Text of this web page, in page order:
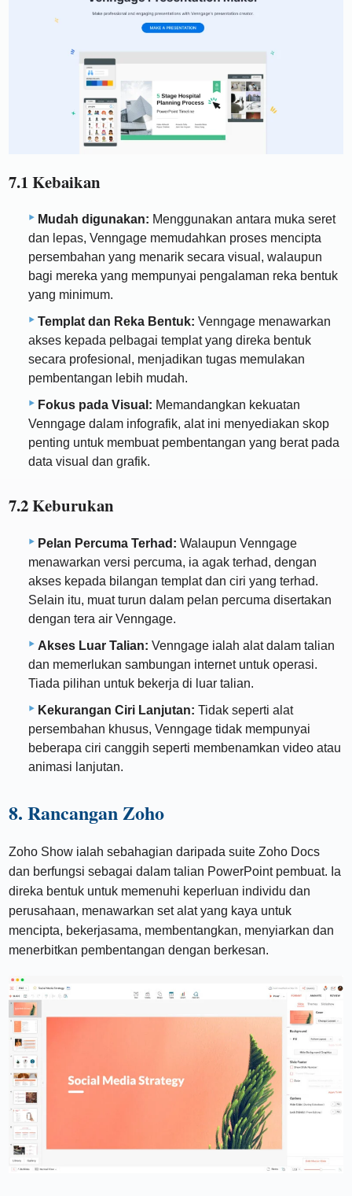
7.1 Kebaikan
Mudah digunakan: Menggunakan antara muka seret
dan lepas, Venngage memudahkan proses mencipta
persembahan yang menarik secara visual, walaupun
bagi mereka yang mempunyai pengalaman reka bentuk
yang minimum.
Templat dan Reka Bentuk: Venngage menawarkan
akses kepada pelbagai templat yang direka bentuk
secara profesional, menjadikan tugas memulakan
pembentangan lebih mudah.
Fokus pada Visual: Memandangkan kekuatan
Venngage dalam infografik, alat ini menyediakan skop
penting untuk membuat pembentangan yang berat pada
data visual dan grafik.
7.2 Keburukan
Pelan Percuma Terhad: Walaupun Venngage
menawarkan versi percuma, ia agak terhad, dengan
akses kepada bilangan templat dan ciri yang terhad.
Selain itu, muat turun dalam pelan percuma disertakan
dengan tera air Venngage.
Akses Luar Talian: Venngage ialah alat dalam talian
dan memerlukan sambungan internet untuk operasi.
Tiada pilihan untuk bekerja di luar talian.
Kekurangan Ciri Lanjutan: Tidak seperti alat
persembahan khusus, Venngage tidak mempunyai
beberapa ciri canggih seperti membenamkan video atau
animasi lanjutan.
8. Rancangan Zoho
Zoho Show ialah sebahagian daripada suite Zoho Docs
dan berfungsi sebagai dalam talian PowerPoint pembuat. Ia
direka bentuk untuk memenuhi keperluan individu dan
perusahaan, menawarkan set alat yang kaya untuk
mencipta, bekerjasama, membentangkan, menyiarkan dan
menerbitkan pembentangan dengan berkesan.